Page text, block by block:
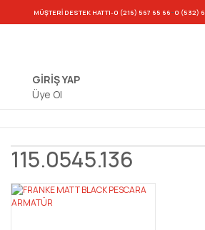
MÜŞTERİ DESTEK HATTI-0 (216) 567 65 66-0 (532)
GİRİŞ YAP
Üye Ol
115.0545.136